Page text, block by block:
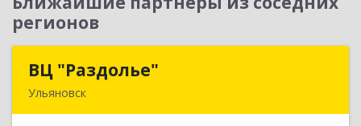
регионов
ВЦ "Раздолье"
Ульяновск